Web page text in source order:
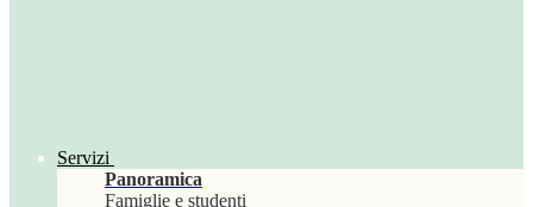
Servizi
Panoramica
Famiglie e studenti